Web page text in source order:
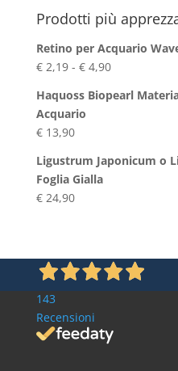
Prodotti più
Retino per Acquario
€2,19 - €4,90Fascia
prezzo:
a
Haquoss Biopearl
Acquario
€13,90
Ligustrum Japonicum o
Foglia Gialla
€24,90
143
Recensioni